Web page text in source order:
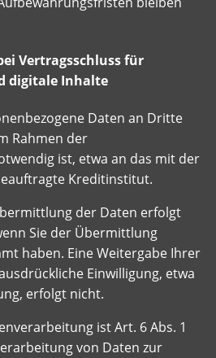
Vertragsschluss für
digitale Inhalte
Daten an Dritte
Rahmen der
ist, etwa an das mit der
Kreditinstitut.
der Daten erfolgt
Sie der Übermittlung
haben. Eine Weitergabe Ihrer
Einwilligung, etwa
erfolgt nicht.
ist Art. 6 Abs. 1
von Daten zur